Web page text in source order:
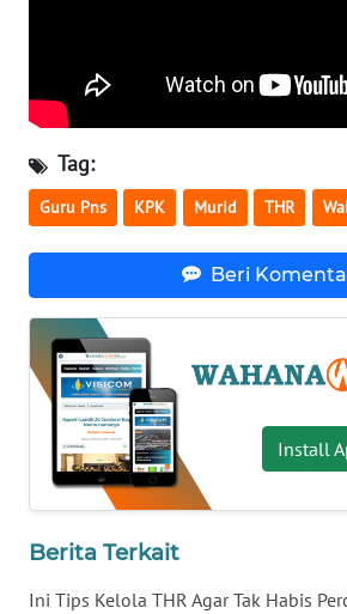
Tag:
Guru Pns KPK Murid THR
Beri
Install
Berita Terkait
Ini Tips Kelola THR Agar Tak Habis
WN
JAMBI
WN
SULTRA
WN
SULTENG
WN
SULBAR
WN